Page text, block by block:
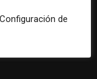
Configuración de